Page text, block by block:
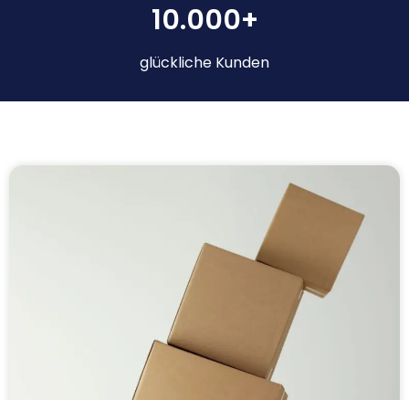
10.000+
glückliche Kunden